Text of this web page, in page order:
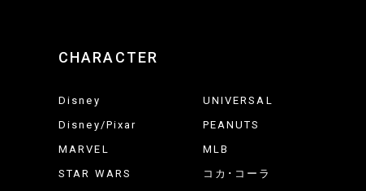
CHARACTER
Disney
Disney/Pixar
MARVEL
STAR WARS
UNIVERSAL
PEANUTS
MLB
コカ･コーラ